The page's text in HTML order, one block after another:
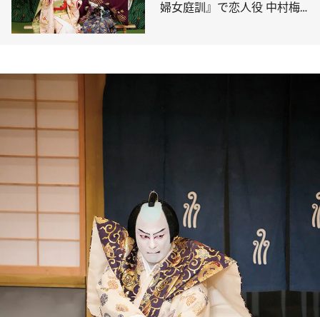
婦女庭訓』で恋人役 中村梅